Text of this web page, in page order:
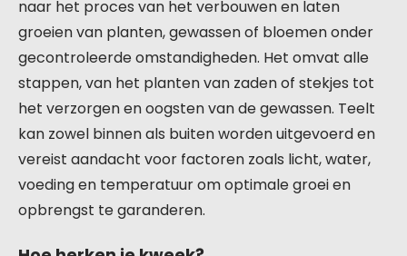
naar het proces van het verbouwen en laten
groeien van planten, gewassen of bloemen onder
gecontroleerde omstandigheden. Het omvat alle
stappen, van het planten van zaden of stekjes tot
het verzorgen en oogsten van de gewassen. Teelt
kan zowel binnen als buiten worden uitgevoerd en
vereist aandacht voor factoren zoals licht, water,
voeding en temperatuur om optimale groei en
opbrengst te garanderen.